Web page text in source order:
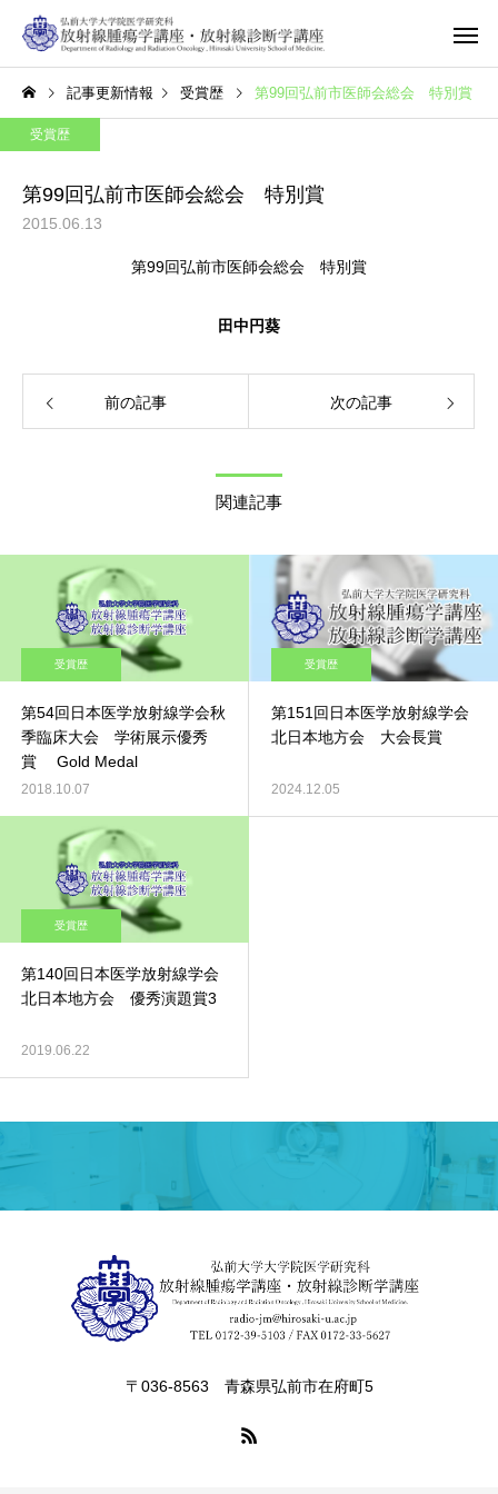
記事更新情報 受賞歴 第99回弘前市医師会総会 特別賞
受賞歴
第99回弘前市医師会総会 特別賞
2015.06.13
第99回弘前市医師会総会 特別賞
田中円葵
前の記事 次の記事
関連記事
受賞歴
第54回日本医学放射線学会秋
季臨床大会 学術展示優秀
賞 Gold Medal
2018.10.07
受賞歴
第151回日本医学放射線学会
北日本地方会 大会長賞
2024.12.05
受賞歴
第140回日本医学放射線学会
北日本地方会 優秀演題賞3
2019.06.22
〒036-8563 青森県弘前市在府町5